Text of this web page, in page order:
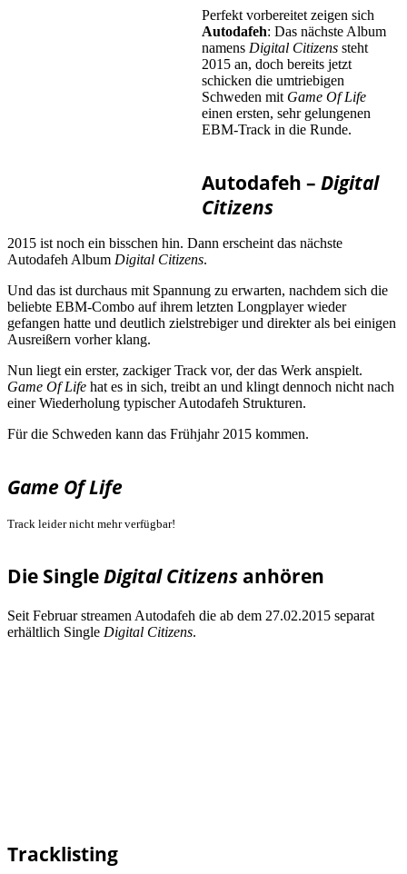
Perfekt vorbereitet zeigen sich
Autodafeh: Das nächste Album
namens Digital Citizens steht
2015 an, doch bereits jetzt
schicken die umtriebigen
Schweden mit Game Of Life
einen ersten, sehr gelungenen
EBM-Track in die Runde.
Autodafeh – Digital
Citizens
2015 ist noch ein bisschen hin. Dann erscheint das nächste
Autodafeh Album Digital Citizens.
Und das ist durchaus mit Spannung zu erwarten, nachdem sich die
beliebte EBM-Combo auf ihrem letzten Longplayer wieder
gefangen hatte und deutlich zielstrebiger und direkter als bei einigen
Ausreißern vorher klang.
Nun liegt ein erster, zackiger Track vor, der das Werk anspielt.
Game Of Life hat es in sich, treibt an und klingt dennoch nicht nach
einer Wiederholung typischer Autodafeh Strukturen.
Für die Schweden kann das Frühjahr 2015 kommen.
Game Of Life
Track leider nicht mehr verfügbar!
Die SingleDigital Citizensanhören
Seit Februar streamen Autodafeh die ab dem 27.02.2015 separat
erhältlich Single Digital Citizens.
Tracklisting